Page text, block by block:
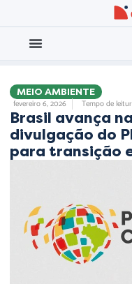
MEIO AMBIENTE
fevereiro 6, 2026 Tempo de
Brasil avança
divulgação do
para transição